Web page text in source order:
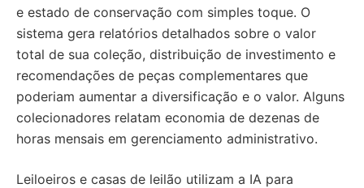
e estado de conservação com simples toque. O
sistema gera relatórios detalhados sobre o valor
total de sua coleção, distribuição de investimento e
recomendações de peças complementares que
poderiam aumentar a diversificação e o valor. Alguns
colecionadores relatam economia de dezenas de
horas mensais em gerenciamento administrativo.
Leiloeiros e casas de leilão utilizam a IA para